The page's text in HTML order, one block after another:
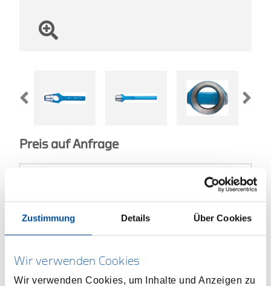
Zustimmung Details Über Cookies
Wir verwenden Cookies
Wir verwenden Cookies, um Inhalte und Anzeigen zu
Preis auf Anfrage
ONLINE KAUFEN
HÄNDLER FINDEN